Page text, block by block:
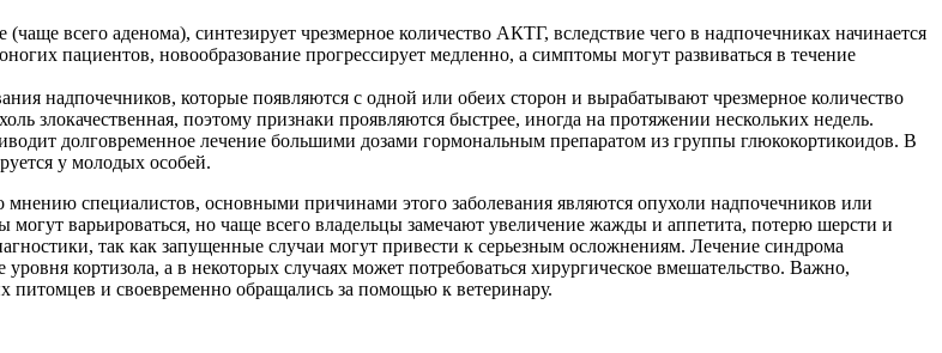
(чаще всего аденома), синтезирует чрезмерное количество АКТГ, вследствие чего в надпочечниках начинается
пациентов, новообразование прогрессирует медленно, а симптомы могут развиваться в течение
надпочечников, которые появляются с одной или обеих сторон и вырабатывают чрезмерное количество
злокачественная, поэтому признаки проявляются быстрее, иногда на протяжении нескольких недель.
долговременное лечение большими дозами гормональным препаратом из группы глюкокортикоидов. В
у молодых особей.
специалистов, основными причинами этого заболевания являются опухоли надпочечников или
варьироваться, но чаще всего владельцы замечают увеличение жажды и аппетита, потерю шерсти и
так как запущенные случаи могут привести к серьезным осложнениям. Лечение синдрома
кортизола, а в некоторых случаях может потребоваться хирургическое вмешательство. Важно,
и своевременно обращались за помощью к ветеринару.